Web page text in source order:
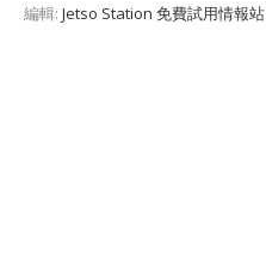
編輯: Jetso Station 免費試用情報站